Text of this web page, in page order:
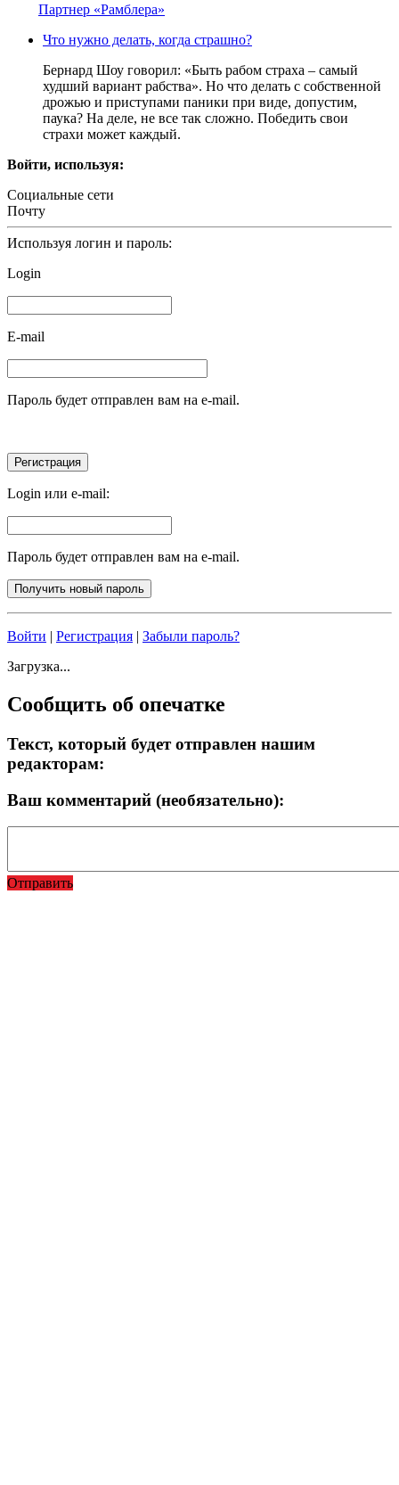
Партнер «Рамблера»
Что нужно делать, когда страшно?
Бернард Шоу говорил: «Быть рабом страха – самый
худший вариант рабства». Но что делать с собственной
дрожью и приступами паники при виде, допустим,
паука? На деле, не все так сложно. Победить свои
страхи может каждый.
Войти, используя:
Социальные сети
Почту
Используя логин и пароль:
Login
E-mail
Пароль будет отправлен вам на e-mail.
Login или e-mail:
Пароль будет отправлен вам на e-mail.
Войти | Регистрация | Забыли пароль?
Загрузка...
Сообщить об опечатке
Текст, который будет отправлен нашим
редакторам:
Ваш комментарий (необязательно):
Отправить